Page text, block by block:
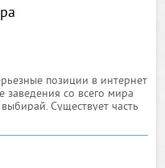
позиции в интернет
заведения со всего мира
Существует часть
иное казино, для них